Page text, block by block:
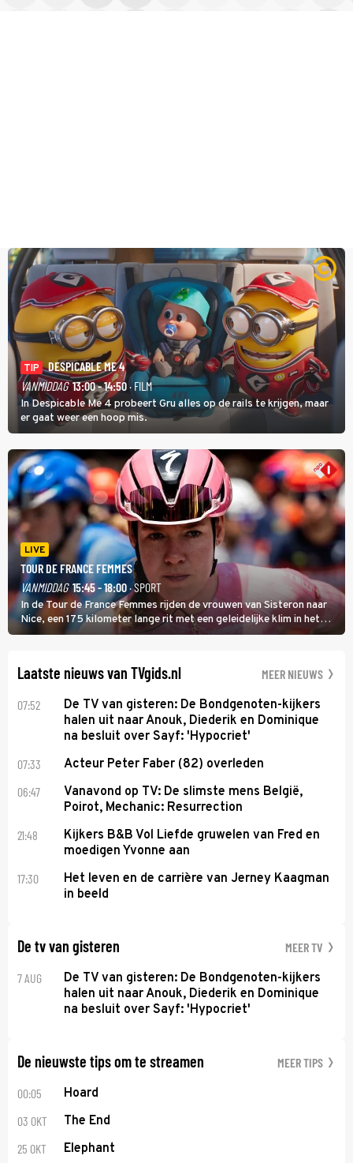
TIP
DESPICABLE ME 4
VANMIDDAG 13:00 - 14:50· FILM
In Despicable Me 4 probeert Gru alles op de rails te krijgen, maar
er gaat weer een hoop mis.
LIVE
TOUR DE FRANCE FEMMES
VANMIDDAG 15:45 - 18:00· SPORT
In de Tour de France Femmes rijden de vrouwen van Sisteron naar
Nice, een 175 kilometer lange rit met een geleidelijke klim in het
midden. Dat is mogelijk niet de zwaarste hindernis, dat is de
Laatste nieuws van TVgids.nl MEER NIEUWS
07:52
De TV van gisteren: De Bondgenoten-kijkers
halen uit naar Anouk, Diederik en Dominique
na besluit over Sayf: 'Hypocriet'
07:33 Acteur Peter Faber (82) overleden
06:47
Vanavond op TV: De slimste mens België,
Poirot, Mechanic: Resurrection
21:48
Kijkers B&B Vol Liefde gruwelen van Fred en
moedigen Yvonne aan
17:30
Het leven en de carrière van Jerney Kaagman
in beeld
De tv van gisteren MEER TV
7 AUG
De TV van gisteren: De Bondgenoten-kijkers
halen uit naar Anouk, Diederik en Dominique
na besluit over Sayf: 'Hypocriet'
De nieuwste tips om te streamen MEER TIPS
00:05 Hoard
03 OKT The End
25 OKT Elephant